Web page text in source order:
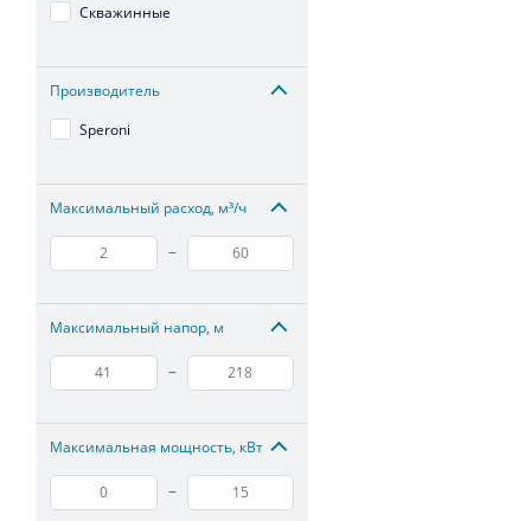
Скважинные
Производитель
Speroni
Максимальный расход, м³/ч
–
Максимальный напор, м
–
Максимальная мощность, кВт
–